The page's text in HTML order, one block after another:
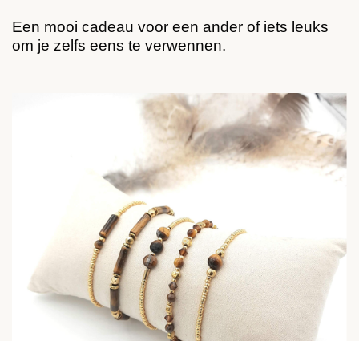
Een mooi cadeau voor een ander of iets leuks
om je zelfs eens te verwennen.